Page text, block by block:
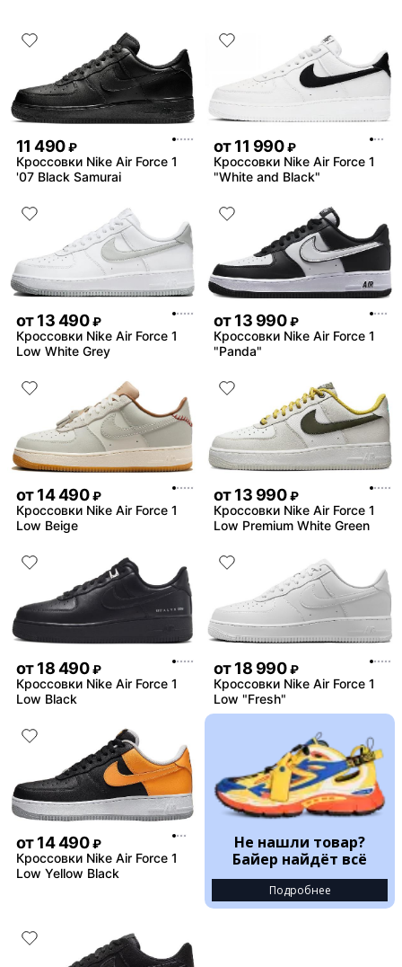
11 490 ₽
Кроссовки Nike Air Force 1
'07 Black Samurai
от11 990 ₽
Кроссовки Nike Air Force 1
"White and Black"
от13 490 ₽
Кроссовки Nike Air Force 1
Low White Grey
от13 990 ₽
Кроссовки Nike Air Force 1
"Panda"
от14 490 ₽
Кроссовки Nike Air Force 1
Low Beige
от13 990 ₽
Кроссовки Nike Air Force 1
Low Premium White Green
от18 490 ₽
Кроссовки Nike Air Force 1
Low Black
от18 990 ₽
Кроссовки Nike Air Force 1
Low "Fresh"
от14 490 ₽
Кроссовки Nike Air Force 1
Low Yellow Black
Не нашли товар?
Байер найдёт всё
Подробнее